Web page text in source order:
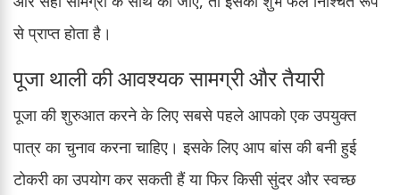
से प्राप्त होता है।
पूजा थाली की आवश्यक सामग्री और तैयारी
पूजा की शुरुआत करने के लिए सबसे पहले आपको एक उपयुक्त
पात्र का चुनाव करना चाहिए। इसके लिए आप बांस की बनी हुई
टोकरी का उपयोग कर सकती हैं या फिर किसी सुंदर और स्वच्छ